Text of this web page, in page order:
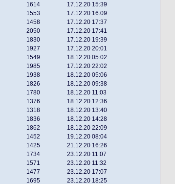
1614 17.12.20 15:39
1553 17.12.20 16:09
1458 17.12.20 17:37
2050 17.12.20 17:41
1830 17.12.20 19:39
1927 17.12.20 20:01
1549 18.12.20 05:02
1985 17.12.20 22:02
1938 18.12.20 05:06
1826 18.12.20 09:38
1780 18.12.20 11:03
1376 18.12.20 12:36
1318 18.12.20 13:40
1836 18.12.20 14:28
1862 18.12.20 22:09
1452 19.12.20 08:04
1425 21.12.20 16:26
1734 23.12.20 11:07
1571 23.12.20 11:32
1477 23.12.20 17:07
1695 23.12.20 18:25